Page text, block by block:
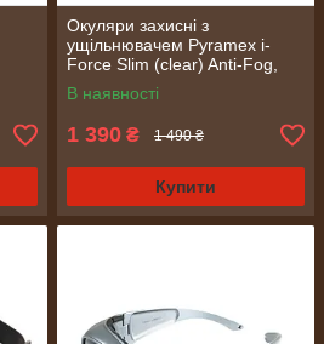
Окуляри захисні з
ущільнювачем Pyramex i-
Force Slim (clear) Anti-Fog,
прозорі
В наявності
1 390 ₴ 1 490 ₴
Купити